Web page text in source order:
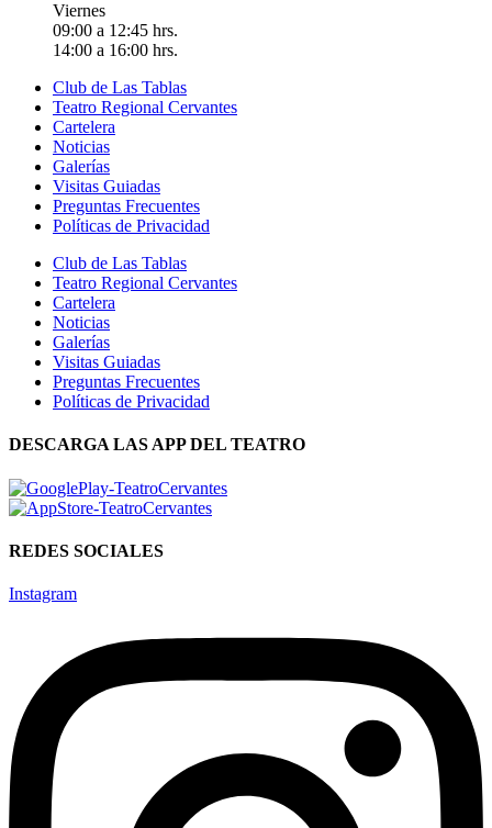
Viernes
09:00 a 12:45 hrs.
14:00 a 16:00 hrs.
Club de Las Tablas
Teatro Regional Cervantes
Cartelera
Noticias
Galerías
Visitas Guiadas
Preguntas Frecuentes
Políticas de Privacidad
Club de Las Tablas
Teatro Regional Cervantes
Cartelera
Noticias
Galerías
Visitas Guiadas
Preguntas Frecuentes
Políticas de Privacidad
DESCARGA LAS APP DEL TEATRO
REDES SOCIALES
Instagram